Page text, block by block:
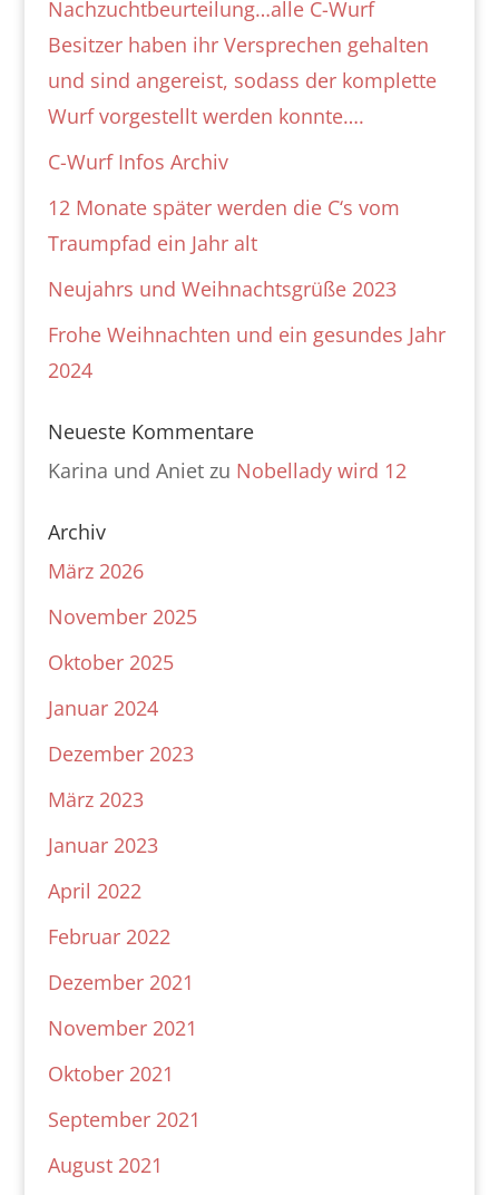
Nachzuchtbeurteilung…alle C-Wurf
Besitzer haben ihr Versprechen gehalten
und sind angereist, sodass der komplette
Wurf vorgestellt werden konnte….
C-Wurf Infos Archiv
12 Monate später werden die C‘s vom
Traumpfad ein Jahr alt
Neujahrs und Weihnachtsgrüße 2023
Frohe Weihnachten und ein gesundes Jahr
2024
Neueste Kommentare
Karina und Anietzu Nobellady wird 12
Archiv
März 2026
November 2025
Oktober 2025
Januar 2024
Dezember 2023
März 2023
Januar 2023
April 2022
Februar 2022
Dezember 2021
November 2021
Oktober 2021
September 2021
August 2021